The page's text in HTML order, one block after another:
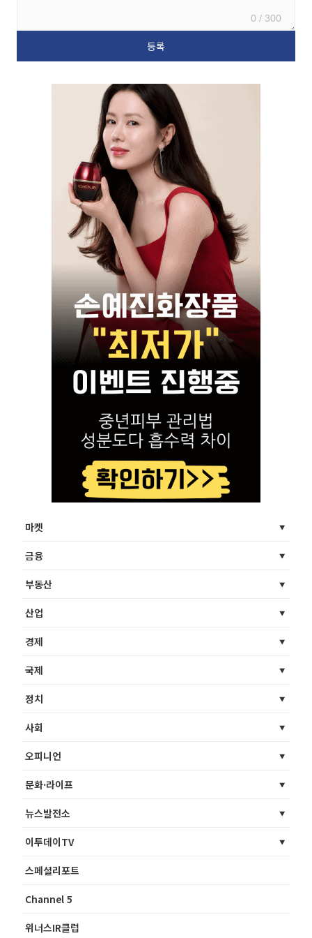
0 / 300
마켓
금융
부동산
산업
경제
국제
정치
사회
오피니언
문화·라이프
뉴스발전소
이투데이TV
스페셜리포트
Channel 5
위너스IR클럽